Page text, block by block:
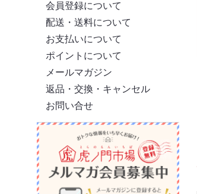
会員登録について
配送・送料について
お支払いについて
ポイントについて
メールマガジン
返品・交換・キャンセル
お問い合せ